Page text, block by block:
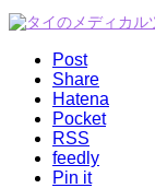
Post
Share
Hatena
Pocket
RSS
feedly
Pin it